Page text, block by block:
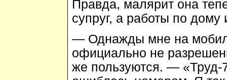
Правда, малярит она
супруг, а работы по дому
— Однажды мне на
официально не
же пользуются. — «Труд-